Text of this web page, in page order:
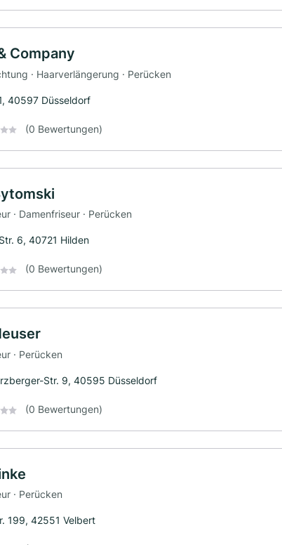
Company
· Haarverlängerung · Perücken
40597 Düsseldorf
(0 Bewertungen)
· Damenfriseur · Perücken
6, 40721 Hilden
(0 Bewertungen)
· Perücken
Str. 9, 40595 Düsseldorf
(0 Bewertungen)
· Perücken
199, 42551 Velbert